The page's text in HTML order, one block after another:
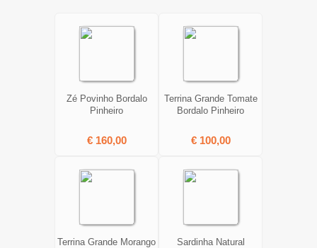
Zé Povinho Bordalo
Pinheiro
€ 160,00
Terrina Grande Tomate
Bordalo Pinheiro
€ 100,00
Terrina Grande Morango
Sardinha Natural